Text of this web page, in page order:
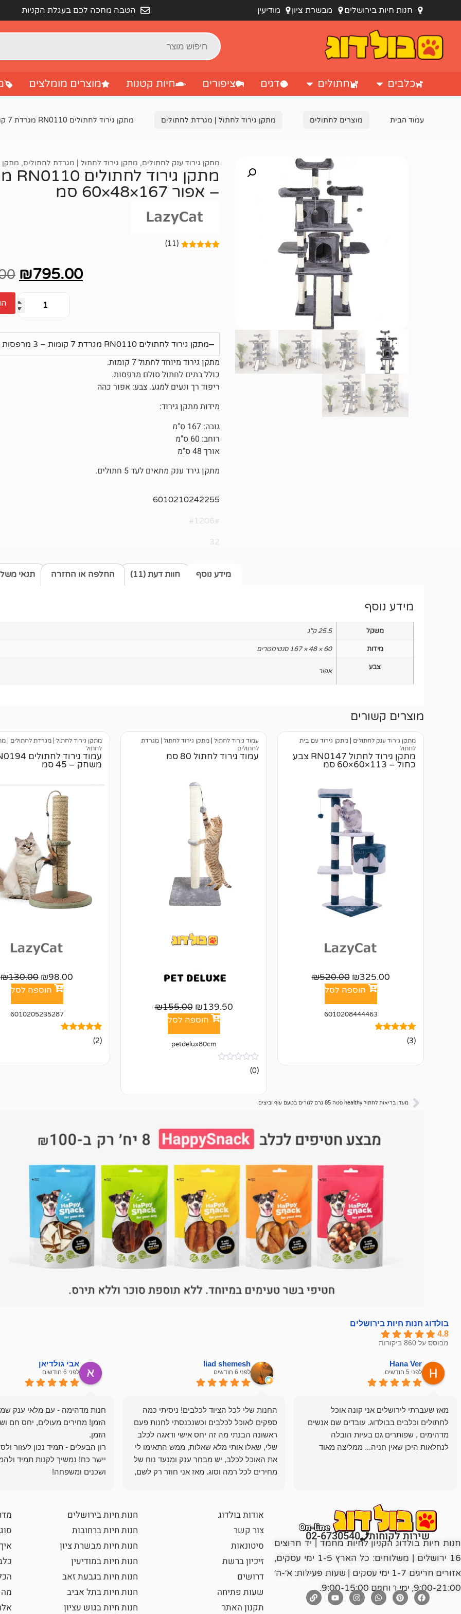
חנות חיות בירושלים מבשרת ציון מודיעין הטבה מחכה לכם בעגלת הקניות
כלבים חתולים דגים ציפורים חיות קטנות מוצרים מומלצים
עמוד הבית מוצרים לחתולים מתקן גירוד לחתול | מגרדת לחתולים מתקן גירוד לחתולים RN0110 מגרדת 7 קומות – 3 מרפסות – אפור 167×48×60 סמ
מתקן גירוד ענק לחתולים, מתקן גירוד לחתול | מגרדת לחתולים, מתקן
– אפור 167×48×60 סמ
(11)
₪795.00
מתקן גירוד לחתולים RN0110 מגרדת 7 קומות – 3 מרפסות – אפור 167×48×60 סמ
מתקן גירוד מיוחד לחתול 7 קומות.
כולל בתים לחתול סולם מרפסות.
ריפוד רך ונעים למגע. צבע: אפור כהה
מידות מתקן גירוד:
גובה: 167 ס"מ
רוחב: 60 ס"מ
אורך 48 ס"מ
מתקן גירד ענק מתאים לעד 5 חתולים.
6010210242255
#1206#
32
מידע נוסף תנאי חוות דעת (11) החלפה או החזרה
מידע נוסף
משקל 25.5 ק"ג
מידות 60 × 48 × 167 סנטימטרים
צבע אפור
מוצרים קשורים
מתקן גירוד ענק לחתולים | מתקן גירוד עם בית
לחתול
מתקן גירוד לחתול RN0147 צבע
כחול – 113×60×60 סמ
₪325.00
₪520.00
הוספה לסל
6010208444463
מדורגים
4.67
3(3)
עמוד גירוד לחתול | מתקן גירוד לחתול | מגרדת
לחתולים
עמוד גירוד לחתול 80 סמ
₪139.50
₪155.00
הוספה לסל
petdelux80cm
אין
ביקורות
(0)
מתקן גירוד לחתול | מגרדת לחתולים |
לחתול
משחק – 45 סמ
₪98.00
₪130.00
הוספה לסל
6010205235287
מדורגים
5.00
2(2)
מעדן בריאות לחתול healthy פטה 85 גרם לגורים בטעם עוף וביצים
בולדוג חנות חיות בירושלים
4.8
מבוסס על 860 ביקורות
Hana Ver
לפני 5 חודשים
מאז שעברתי לירושלים אני קונה אוכל
לחתולים וכלבים בבולדוג. עובדים שם אנשים
מדהימים , שפותרים גם בעיות הובלה
לנחלאות היכן שאין חניה... ממליצה מאוד
liad shemesh
לפני 6 חודשים
החנות שלי לכל הציוד לכלבים! ניסיתי כמה
ספקים לאוכל לכלבים וכשנכנסתי לחנות פעם
ראשונה הבנתי מה זה יחס אישי ודאגה לכלב
שלי, שאלו אותי מלא שאלות, ממש התאימו לי
את האוכל לכלב, יש מבחר ענק ומנעד נוח של
מחירים לכל רמה וסוג. מאז אני חוזר רק לשם,
אבי גולדיאן
לפני 6 חודשים
חנות מדהימה - עם מלאי ענק
הזמן! מחירים מעולים, יחס חם
רון הבעלים - תמיד נכון לעזור
יישר כח! נמשיך לקנות תמיד
ושכנים ומשפחה!
שירות לקוחות 02-6730540
חנות חיות בולדוג הקניון לחיות מחמד | יד חרוצים
16 ירושלים | משלוחים: כל הארץ 1-5 ימי עסקים,
אזורים חריגים 1-7 ימי עסקים | שעות פעילות: א׳-ה׳
9:00-21:00, ימי ו׳ וחגים 9:00-15:00.
אודות בולדוג
צור קשר
סיטונאות
זיכיון ברשת
דרושים
שעות פתיחה
תקנון האתר
חנות חיות בירושלים
חנות חיות ברחובות
חנות חיות מבשרת ציון
חנות חיות במודיעין
חנות חיות בגבעת זאב
חנות חיות בתל אביב
חנות חיות בגוש עציון